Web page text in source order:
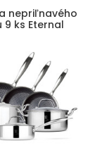
nepriľnavého
9 ks Eternal